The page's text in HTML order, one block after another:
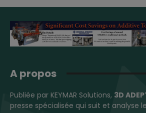
A propos
Publiée par KEYMAR Solutions, 3D
presse spécialisée qui suit et analyse